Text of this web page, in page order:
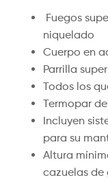
Fuegos
niquelado
Cuerpo en
Parrilla
Todos los
Termopar
Incluyen
para su
Altura
cazuelas de